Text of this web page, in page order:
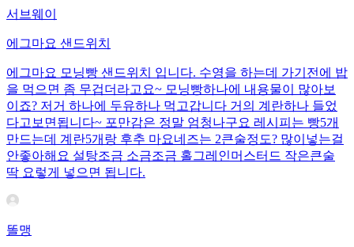
서브웨이
에그마요 샌드위치
에그마요 모닝빵 샌드위치 입니다. 수영을 하는데 가기전에 밥
을 먹으면 좀 무겁더라고요~ 모닝빵하나에 내용물이 많아보
이죠? 저거 하나에 두유하나 먹고갑니다 거의 계란하나 들었
다고보면됩니다~ 포만감은 정말 엄청나구요 레시피는 빵5개
만드는데 계란5개랑 후추 마요네즈는 2큰술정도? 많이넣는걸
안좋아해요 설탕조금 소금조금 홀그레인머스터드 작은큰술
딱 요렇게 넣으면 됩니다.
똘맹